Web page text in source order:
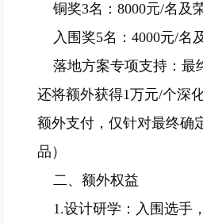
铜奖3名：8000元/名及
入围奖5名：4000元/名
落地方案专项支持：最
还将额外获得1万元/个深
额外支付，仅针对最终确
品）
二、额外权益
1.设计研学：入围选手